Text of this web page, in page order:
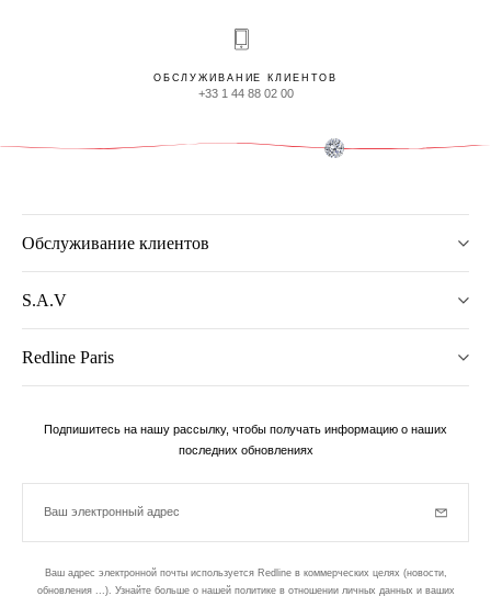
ОБСЛУЖИВАНИЕ КЛИЕНТОВ
+33 1 44 88 02 00
Обслуживание клиентов
S.A.V
Redline Paris
Подпишитесь на нашу рассылку, чтобы получать информацию о наших
последних обновлениях
Ваш электронный адрес
Ваш адрес электронной почты используется Redline в коммерческих целях (новости,
обновления ...). Узнайте больше о нашей политике в отношении личных данных и ваших